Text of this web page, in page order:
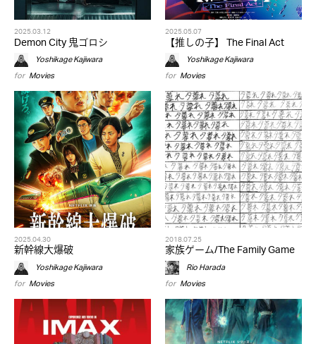
2025.03.12
Demon City 鬼ゴロシ
Yoshikage Kajiwara
for Movies
2025.05.07
【推しの子】 The Final Act
Yoshikage Kajiwara
for Movies
2025.04.30
新幹線大爆破
Yoshikage Kajiwara
for Movies
2018.07.25
家族ゲーム/The Family Game
Rio Harada
for Movies